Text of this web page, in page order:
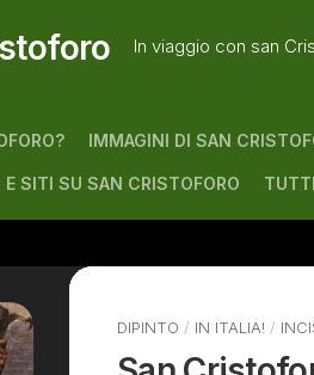
In viaggio con san
IMMAGINI DI SAN
E SITI SU SAN CRISTOFORO
DIPINTO / IN ITALIA! /